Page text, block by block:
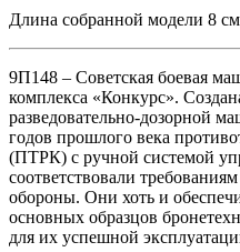
Длина собранной модели 8
9П148 – Советская боевая
комплекса «Конкурс».
разведовательно-дозорной
годов прошлого века
(ПТРК) с ручной системой
соответствовали
обороны. Они хоть и
основных образцов
для их успешной